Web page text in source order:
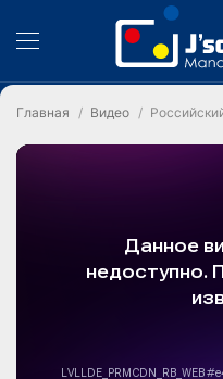
Главная Видео